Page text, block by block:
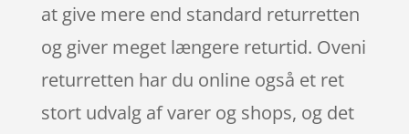
at give mere end standard returretten
og giver meget længere returtid. Oveni
returretten har du online også et ret
stort udvalg af varer og shops, og det